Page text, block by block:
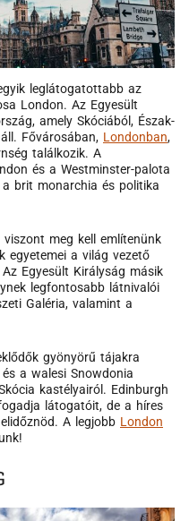
leglátogatottabb az
London. Az Egyesült
amely Skóciából, Észak-
Fővárosában, Londonban,
találkozik. A
és a Westminster-palota
brit monarchia és politika
viszont meg kell említenünk
egyetemei a világ vezető
Egyesült Királyság másik
legfontosabb látnivalói
Galéria, valamint a
gyönyörű tájakra
a walesi Snowdonia
kastélyairól. Edinburgh
látogatóit, de a híres
A legjobb London